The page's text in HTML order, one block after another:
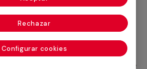
MULTIMAP
servicio a medida
necesites: materiales,
etc. Cuéntanos que
Configurar cookies
Rechazar